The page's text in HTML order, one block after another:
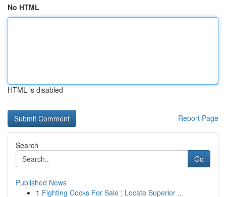
No HTML
HTML is disabled
Report Page
Search
Go
Published News
1 Fighting Cocks For Sale : Locate Superior ...